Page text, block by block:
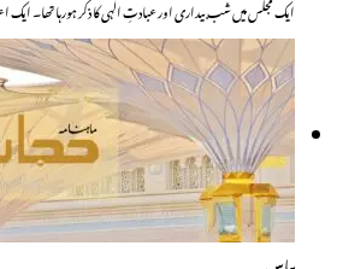
ایک مجلس میں شب بیداری اور عبادتِ الٰہی کا ذکر ہورہا تھا۔